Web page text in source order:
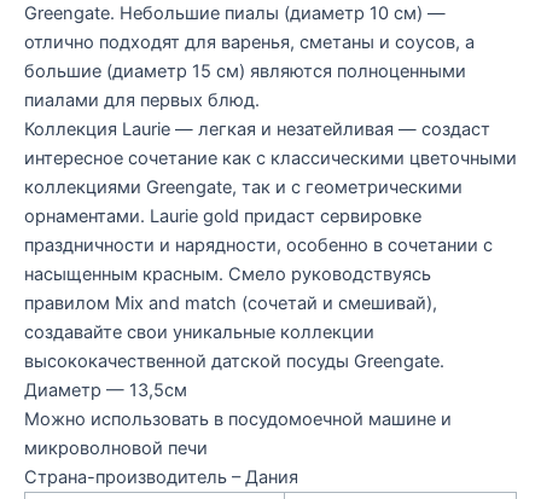
Greengate. Небольшие пиалы (диаметр 10 см) —
отлично подходят для варенья, сметаны и соусов, а
большие (диаметр 15 см) являются полноценными
пиалами для первых блюд.
Коллекция Laurie — легкая и незатейливая — создаст
интересное сочетание как с классическими цветочными
коллекциями Greengate, так и с геометрическими
орнаментами. Laurie gold придаст сервировке
праздничности и нарядности, особенно в сочетании с
насыщенным красным. Смело руководствуясь
правилом Mix and match (сочетай и смешивай),
создавайте свои уникальные коллекции
высококачественной датской посуды Greengate.
Диаметр — 13,5см
Можно использовать в посудомоечной машине и
микроволновой печи
Страна-производитель – Дания